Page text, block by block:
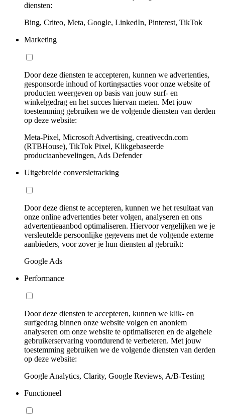
diensten:
Bing, Criteo, Meta, Google, LinkedIn, Pinterest, TikTok
Marketing
Door deze diensten te accepteren, kunnen we advertenties,
gesponsorde inhoud of kortingsacties voor onze website of
producten weergeven op basis van jouw surf- en
winkelgedrag en het succes hiervan meten. Met jouw
toestemming gebruiken we de volgende diensten van derden
op deze website:
Meta-Pixel, Microsoft Advertising, creativecdn.com
(RTBHouse), TikTok Pixel, Klikgebaseerde
productaanbevelingen, Ads Defender
Uitgebreide conversietracking
Door deze dienst te accepteren, kunnen we het resultaat van
onze online advertenties beter volgen, analyseren en ons
advertentieaanbod optimaliseren. Hiervoor vergelijken we je
versleutelde persoonlijke gegevens met de volgende externe
aanbieders, voor zover je hun diensten al gebruikt:
Google Ads
Performance
Door deze diensten te accepteren, kunnen we klik- en
surfgedrag binnen onze website volgen en anoniem
analyseren om onze website te optimaliseren en de algehele
gebruikerservaring voortdurend te verbeteren. Met jouw
toestemming gebruiken we de volgende diensten van derden
op deze website:
Google Analytics, Clarity, Google Reviews, A/B-Testing
Functioneel